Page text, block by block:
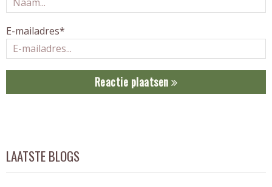
E-mailadres*
Reactie plaatsen
LAATSTE BLOGS